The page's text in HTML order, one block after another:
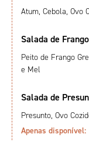
Atum, Cebola, Ovo
Salada de Frango
Peito de Frango
e Mel
Salada de
Presunto, Ovo
Apenas disponível: